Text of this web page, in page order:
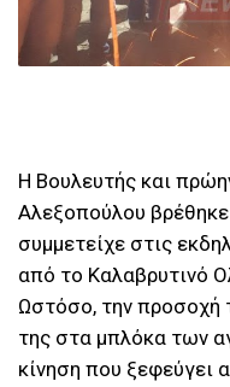
Η Βουλευτής και
Αλεξοπούλου
συμμετείχε στις
από το Καλαβρυτινό
Ωστόσο, την προσοχή
της στα μπλόκα των
κίνηση που ξεφεύγει